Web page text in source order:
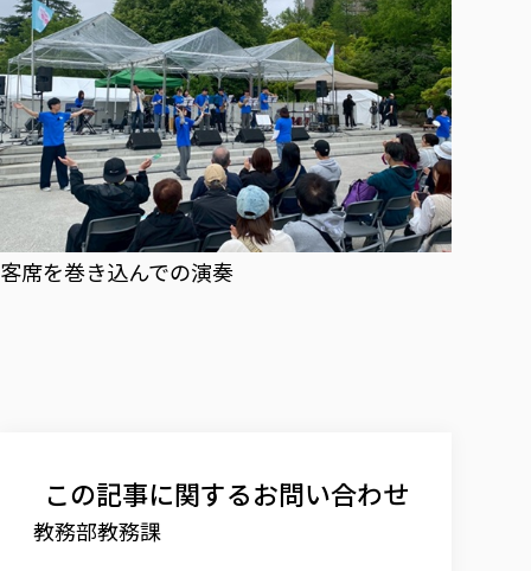
客席を巻き込んでの演奏
この記事に関するお問い合わせ
教務部教務課